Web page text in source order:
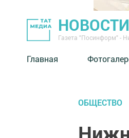
Газета "Посинформ" -
Главная
ОБЩЕСТВО